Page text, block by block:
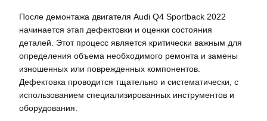
После демонтажа двигателя Audi Q4 Sportback 2022
начинается этап дефектовки и оценки состояния
деталей. Этот процесс является критически важным для
определения объема необходимого ремонта и замены
изношенных или поврежденных компонентов.
Дефектовка проводится тщательно и систематически, с
использованием специализированных инструментов и
оборудования.